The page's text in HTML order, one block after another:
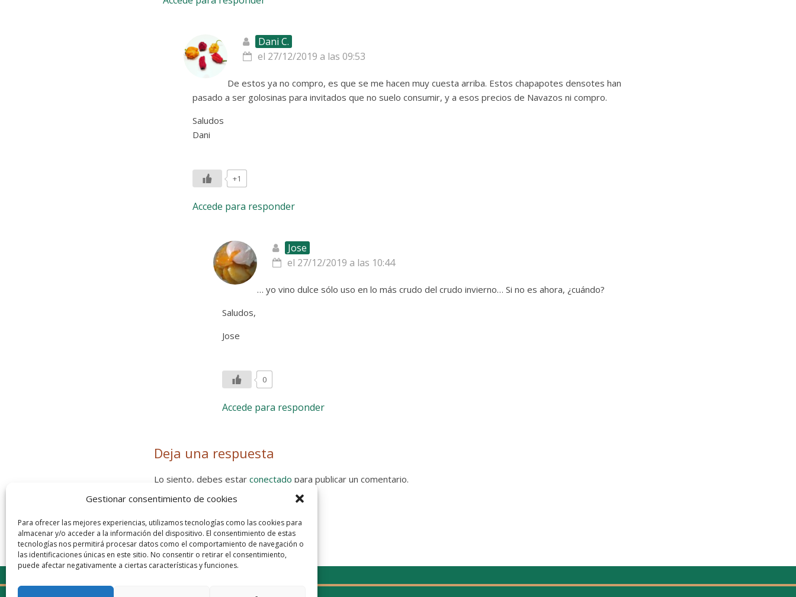
Gestionar consentimiento de cookies
Para ofrecer las mejores experiencias, utilizamos tecnologías como las cookies para
almacenar y/o acceder a la información del dispositivo. El consentimiento de estas
tecnologías nos permitirá procesar datos como el comportamiento de navegación o
las identificaciones únicas en este sitio. No consentir o retirar el consentimiento,
puede afectar negativamente a ciertas características y funciones.
Dani C.
el 27/12/2019 a las 09:53
De estos ya no compro, es que se me hacen muy cuesta arriba. Estos chapapotes densotes han
pasado a ser golosinas para invitados que no suelo consumir, y a esos precios de Navazos ni compro.
Saludos
Dani
+1
Accede para responder
Jose
el 27/12/2019 a las 10:44
… yo vino dulce sólo uso en lo más crudo del crudo invierno… Si no es ahora, ¿cuándo?
Saludos,
Jose
0
Accede para responder
Deja una respuesta
Lo siento, debes estar conectado para publicar un comentario.
Entra con tu red social
He leído y acepto laPolítica de Privacidad